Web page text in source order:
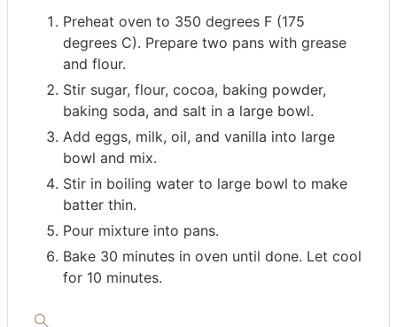
Preheat oven to 350 degrees F (175
degrees C). Prepare two pans with grease
and flour.
Stir sugar, flour, cocoa, baking powder,
baking soda, and salt in a large bowl.
Add eggs, milk, oil, and vanilla into large
bowl and mix.
Stir in boiling water to large bowl to make
batter thin.
Pour mixture into pans.
Bake 30 minutes in oven until done. Let cool
for 10 minutes.